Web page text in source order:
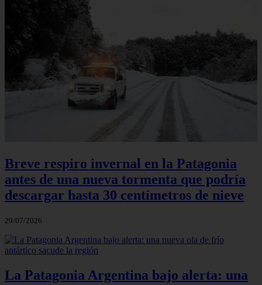
Breve respiro invernal en la Patagonia
antes de una nueva tormenta que podría
descargar hasta 30 centímetros de nieve
29/07/2026
La Patagonia Argentina bajo alerta: una